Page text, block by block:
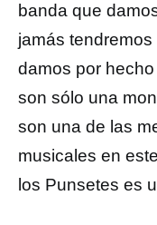
banda que
jamás
damos por
son sólo una
son una de las
musicales en
los Punsetes es